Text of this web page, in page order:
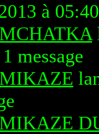
à
message